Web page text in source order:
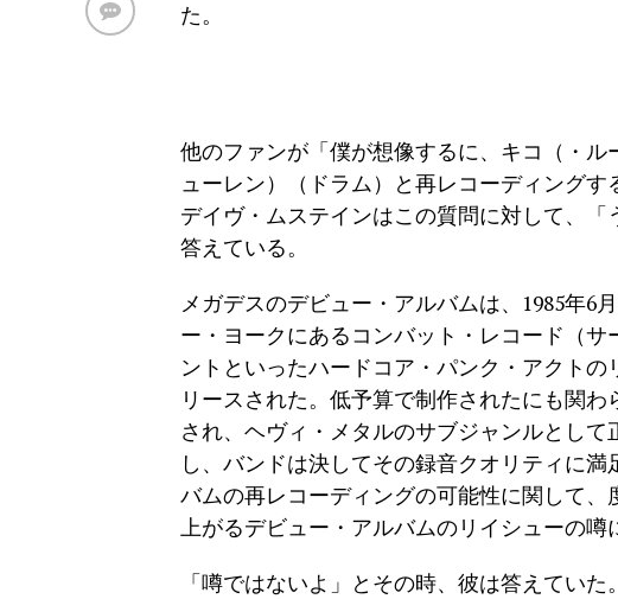
た。
他のファンが「僕が想像するに、キコ（・
ューレン）（ドラム）と再レコーディングす
デイヴ・ムステインはこの質問に対して、
答えている。
メガデスのデビュー・アルバムは、1985年6
ー・ヨークにあるコンバット・レコード（
ントといったハードコア・パンク・アクト
リースされた。低予算で制作されたにも関
され、ヘヴィ・メタルのサブジャンルとし
し、バンドは決してその録音クオリティに
バムの再レコーディングの可能性に関して、
上がるデビュー・アルバムのリイシューの噂
「噂ではないよ」とその時、彼は答えてい